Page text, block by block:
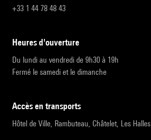
+33 1 44 78 48 43
heures d'ouverture
Du lundi au vendredi de 9h30 à 19h
Fermé le samedi et le dimanche
accès en transports
Hôtel de Ville, Rambuteau, Châtelet, Les Halles